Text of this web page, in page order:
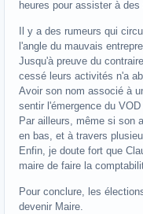
heures pour assister à
Il y a des rumeurs qui
l'angle du mauvais
Jusqu'à preuve du
cessé leurs activités n'a
Avoir son nom associé à
sentir l'émergence du
Par ailleurs, même si son
en bas, et à travers
Enfin, je doute fort que
maire de faire la
Pour conclure, les
devenir Maire.